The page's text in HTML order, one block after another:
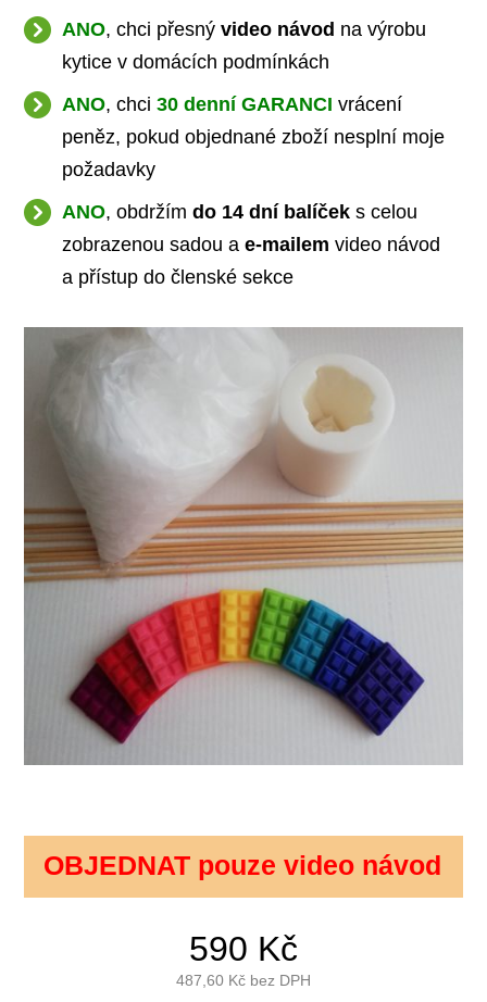
ANO, chci přesnývideo návod na výrobu
kytice v domácích podmínkách
ANO, chci30 denní GARANCI vrácení
peněz, pokud objednané zboží nesplní moje
požadavky
ANO, obdržímdo 14 dní balíček s celou
zobrazenou sadou ae-mailem video návod
a přístup do členské sekce
OBJEDNAT pouze video návod
590 Kč
487,60 Kč bez DPH